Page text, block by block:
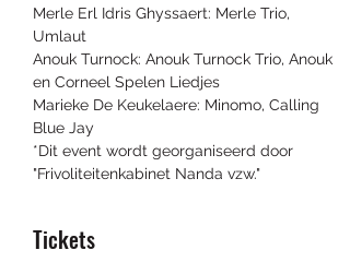
Merle Erl Idris Ghyssaert: Merle Trio,
Umlaut
Anouk Turnock: Anouk Turnock Trio, Anouk
en Corneel Spelen Liedjes
Marieke De Keukelaere: Minomo, Calling
Blue Jay
*Dit event wordt georganiseerd door
"Frivoliteitenkabinet Nanda vzw."
Tickets